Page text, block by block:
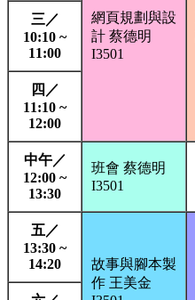
網頁規劃與設
計 蔡德明
I3501
三／
10:10 ~
11:00
四／
11:10 ~
12:00
中午／
12:00 ~
13:30
班會 蔡德明
I3501
五／
13:30 ~
14:20
故事與腳本製
作 王美金